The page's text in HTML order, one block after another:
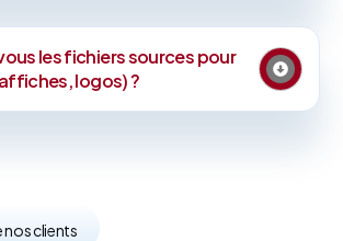
les fichiers sources pour
logos) ?
nos clients